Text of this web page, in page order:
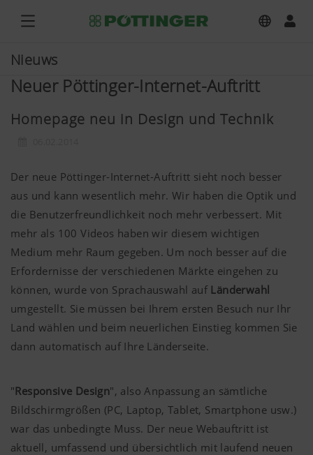
Nieuws
Neuer Pöttinger-Internet-Auftritt
Homepage neu in Design und Technik
Der neue Pöttinger-Internet-Auftritt sieht noch besser
aus und kann wesentlich mehr. Wir haben die Optik und
die Benutzerfreundlichkeit noch mehr verbessert. Mit
mehr als 100 Videos haben wir diesem wichtigen
Medium mehr Raum gegeben. Um noch besser auf die
Erfordernisse der verschiedenen Märkte eingehen zu
können, wurde von Sprachauswahl auf Länderwahl
umgestellt. Sie müssen bei Ihrem ersten Besuch nur Ihr
Land wählen und beim neuerlichen Einstieg kommen Sie
dann automatisch auf Ihre Länderseite.
"Responsive Design", also Anpassung an sämtliche
Bildschirmgrößen (PC, Laptop, Tablet, Smartphone usw.)
war das unbedingte Muss. Der neue Webauftritt ist
aktuell, umfassend und übersichtlich mit laufend neuen